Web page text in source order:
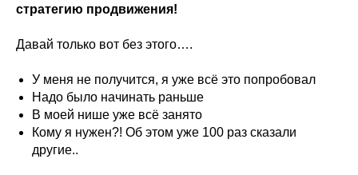
стратегию продвижения!
Давай только вот без этого….
У меня не получится, я уже всё это попробовал
Надо было начинать раньше
В моей нише уже всё занято
Кому я нужен?! Об этом уже 100 раз сказали
другие..